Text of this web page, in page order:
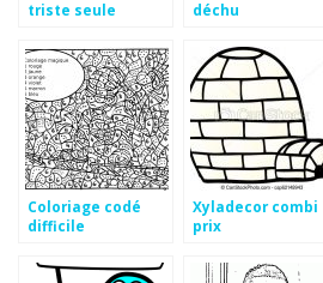
triste seule
déchu
Coloriage codé
difficile
Xyladecor combi
prix